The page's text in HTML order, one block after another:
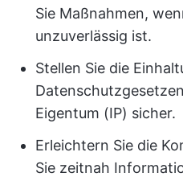
Sie Maßnahmen,
unzuverlässig ist.
Stellen Sie die
Eigentum (IP) sicher.
Erleichtern Sie die
Sie zeitnah